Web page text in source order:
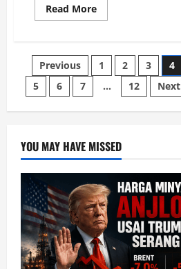
Read MoreRead
more
Tekanan
Global
Goyang
Rupiah
Februari
Posts
pagination
Previous 1 2 3
4
5
6 7 … 12 Next
YOU MAY HAVE MISSED